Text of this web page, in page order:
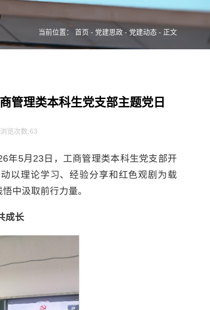
当前位置： 首页 - 党建思政- 党建动态- 正文
理类本科生党支部主题党日
浏览次数:63
年5月23日，工商管理类本科生党支部开
以理论学习、经验分享和红色观剧为载
中汲取前行力量。
成长